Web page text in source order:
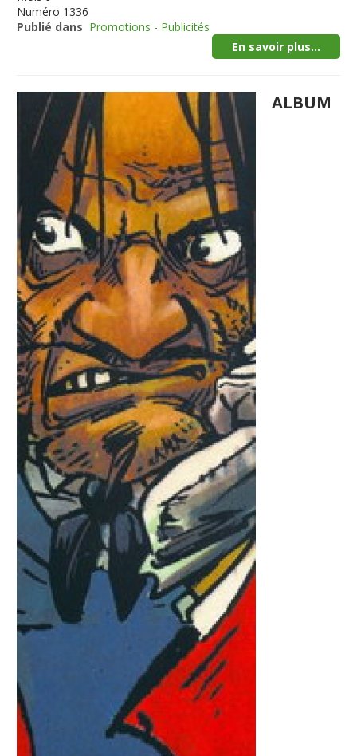
Numéro 1336
Publié dans Promotions - Publicités
En savoir plus...
ALBUM